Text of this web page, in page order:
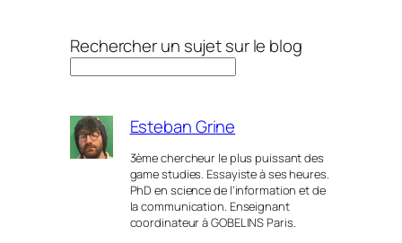
Rechercher un sujet sur le blog
Esteban Grine
3ème chercheur le plus puissant des
game studies. Essayiste à ses heures.
PhD en science de l’information et de
la communication. Enseignant
coordinateur à GOBELINS Paris.